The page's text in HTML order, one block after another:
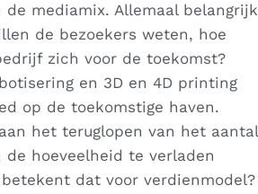
mediamix. Allemaal belangrijk
de bezoekers weten, hoe
zich voor de toekomst?
en 3D en 4D printing
op de toekomstige haven.
het teruglopen van het aantal
hoeveelheid te verladen
dat voor verdienmodel?